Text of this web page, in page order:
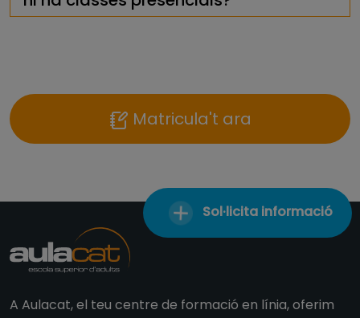
Matricula't ara
Sol·licita informació
A Aulacat, el teu centre de formació en línia, oferim